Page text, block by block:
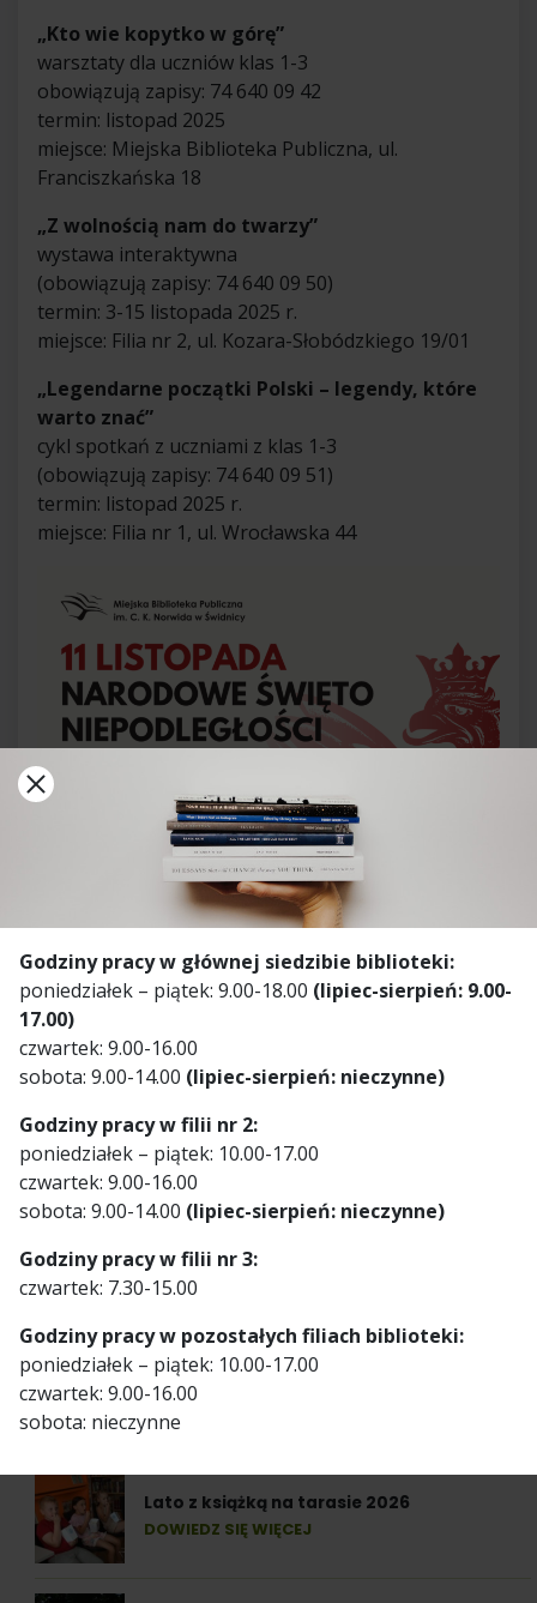
Godziny pracy w głównej siedzibie biblioteki:
poniedziałek – piątek: 9.00-18.00 (lipiec-sierpień: 9.00-
17.00)
czwartek: 9.00-16.00
sobota: 9.00-14.00 (lipiec-sierpień: nieczynne)
Godziny pracy w filii nr 2:
poniedziałek – piątek: 10.00-17.00
czwartek: 9.00-16.00
sobota: 9.00-14.00 (lipiec-sierpień: nieczynne)
Godziny pracy w filii nr 3:
czwartek: 7.30-15.00
Godziny pracy w pozostałych filiach biblioteki:
poniedziałek – piątek: 10.00-17.00
czwartek: 9.00-16.00
sobota: nieczynne
„Kto wie kopytko w górę”
warsztaty dla uczniów klas 1-3
obowiązują zapisy: 74 640 09 42
termin: listopad 2025
miejsce: Miejska Biblioteka Publiczna, ul.
Franciszkańska 18
„Z wolnością nam do twarzy”
wystawa interaktywna
(obowiązują zapisy: 74 640 09 50)
termin: 3-15 listopada 2025 r.
miejsce: Filia nr 2, ul. Kozara-Słobódzkiego 19/01
„Legendarne początki Polski – legendy, które
warto znać”
cykl spotkań z uczniami z klas 1-3
(obowiązują zapisy: 74 640 09 51)
termin: listopad 2025 r.
miejsce: Filia nr 1, ul. Wrocławska 44
Ostatnie informacje
Lato z książką na tarasie 2026
DOWIEDZ SIĘ WIĘCEJ